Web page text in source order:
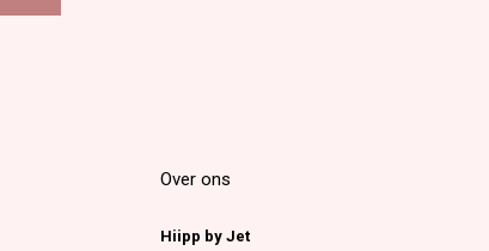
Over ons
Hiipp by Jet